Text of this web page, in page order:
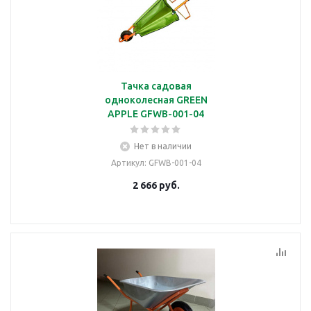
Тачка садовая
одноколесная GREEN
APPLE GFWB-001-04
Нет в наличии
Артикул: GFWB-001-04
2 666руб.